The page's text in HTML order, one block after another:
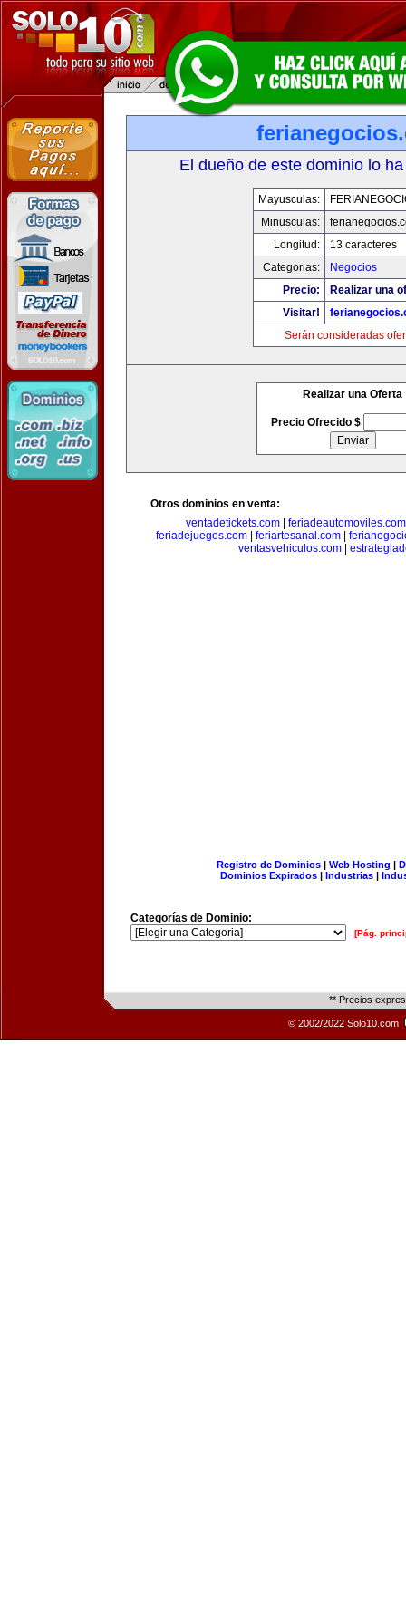
El dueño de este dominio lo
Mayusculas:
Minusculas:
Longitud:
13 caracteres
Categorias:
Negocios
Precio:
Realizar una
Visitar!
Serán consideradas
Realizar una Oferta
Precio Ofrecido $
Otros dominios en venta:
ventadetickets.com| feriadeautomoviles.com
feriadejuegos.com| feriartesanal.com|
ventasvehiculos.com|
Registro de Dominios| Web Hosting |
Dominios Expirados | Industrias |
Categorías de Dominio:
[Pág.
** Precios
© 2002/2022 Solo10.com